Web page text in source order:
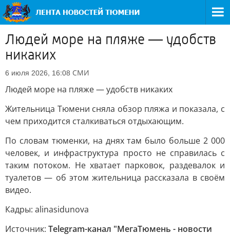
Людей море на пляже — удобств
никаких
6 июля 2026, 16:08 СМИ
Людей море на пляже — удобств никаких
Жительница Тюмени сняла обзор пляжа и показала, с
чем приходится сталкиваться отдыхающим.
По словам тюменки, на днях там было больше 2 000
человек, и инфраструктура просто не справилась с
таким потоком. Не хватает парковок, раздевалок и
туалетов — об этом жительница рассказала в своём
видео.
Кадры: alinasidunova
Источник: Telegram-канал "МегаТюмень - новости